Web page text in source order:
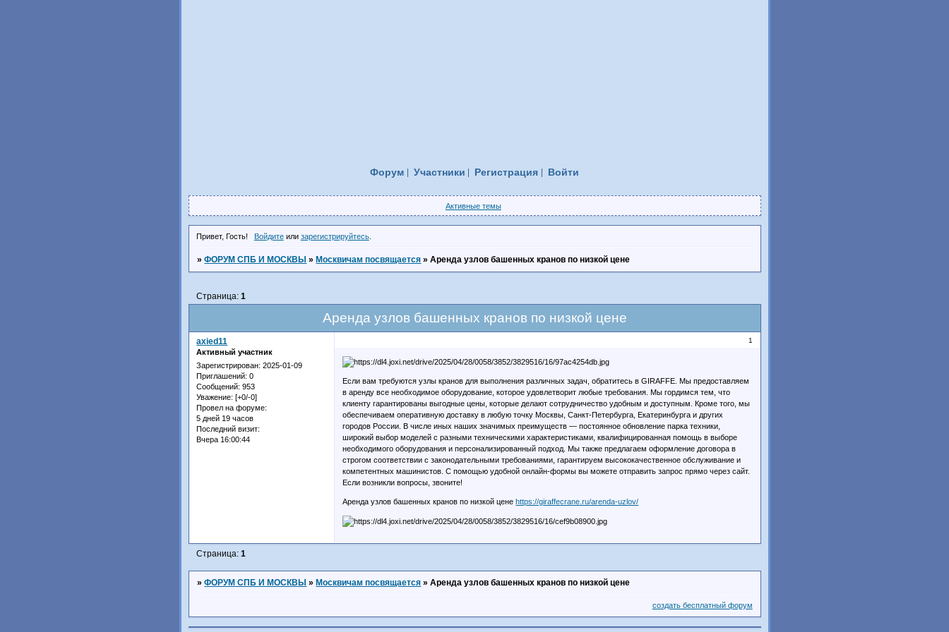
Форум Участники Регистрация Войти
Активные темы
Привет, Гость! Войдитеили зарегистрируйтесь.
»ФОРУМ СПБ И МОСКВЫ » Москвичам посвящается »Аренда узлов башенных кранов по низкой цене
Аренда узлов башенных кранов по низкой цене
Страница:1
1
axied11
Активный участник
Зарегистрирован: 2025-01-09
Приглашений: 0
Сообщений: 953
Уважение: [+0/-0]
Провел на форуме:
5 дней 19 часов
Последний визит:
Вчера 16:00:44
Если вам требуются узлы кранов для выполнения различных задач, обратитесь в GIRAFFE. Мы предоставляем
в аренду все необходимое оборудование, которое удовлетворит любые требования. Мы гордимся тем, что
клиенту гарантированы выгодные цены, которые делают сотрудничество удобным и доступным. Кроме того, мы
обеспечиваем оперативную доставку в любую точку Москвы, Санкт-Петербурга, Екатеринбурга и других
городов России. В числе иных наших значимых преимуществ — постоянное обновление парка техники,
широкий выбор моделей с разными техническими характеристиками, квалифицированная помощь в выборе
необходимого оборудования и персонализированный подход. Мы также предлагаем оформление договора в
строгом соответствии с законодательными требованиями, гарантируем высококачественное обслуживание и
компетентных машинистов. С помощью удобной онлайн-формы вы можете отправить запрос прямо через сайт.
Если возникли вопросы, звоните!
Аренда узлов башенных кранов по низкой ценеhttps://giraffecrane.ru/arenda-uzlov/
Страница:1
»ФОРУМ СПБ И МОСКВЫ » Москвичам посвящается »Аренда узлов башенных кранов по низкой цене
создать бесплатный форум